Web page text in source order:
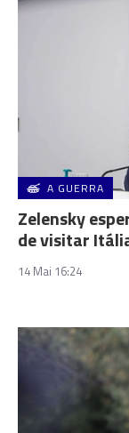
A GUERRA
Zelensky
de visitar
14 Mai 16:24